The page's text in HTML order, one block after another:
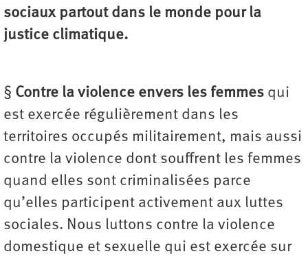
sociaux partout dans le monde pour la
justice climatique.
§ Contre la violence envers les femmes qui
est exercée régulièrement dans les
territoires occupés militairement, mais aussi
contre la violence dont souffrent les femmes
quand elles sont criminalisées parce
qu’elles participent activement aux luttes
sociales. Nous luttons contre la violence
domestique et sexuelle qui est exercée sur